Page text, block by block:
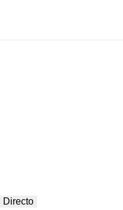
Directo